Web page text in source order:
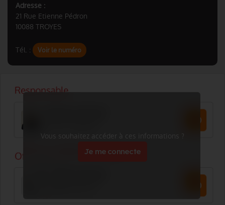
Adresse :
21 Rue Etienne Pédron
10088 TROYES
Tél. : Voir le numéro
Vous souhaitez accéder à ces informations ?
Je me connecte